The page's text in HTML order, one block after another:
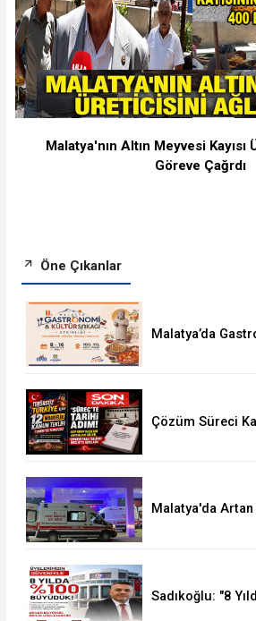
Malatya'nın Altın Meyvesi
Göreve Çağrdı
Öne Çıkanlar
Malatya’da
Çözüm Süreci
Malatya'da Artan
Sadıkoğlu: "8